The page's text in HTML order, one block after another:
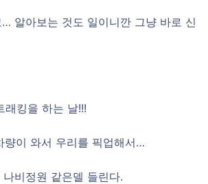
알아보는 것도 일이니깐 그냥 바로 신
래킹을 하는 날!!!
량이 와서 우리를 픽업해서…
비정원 같은델 들린다.